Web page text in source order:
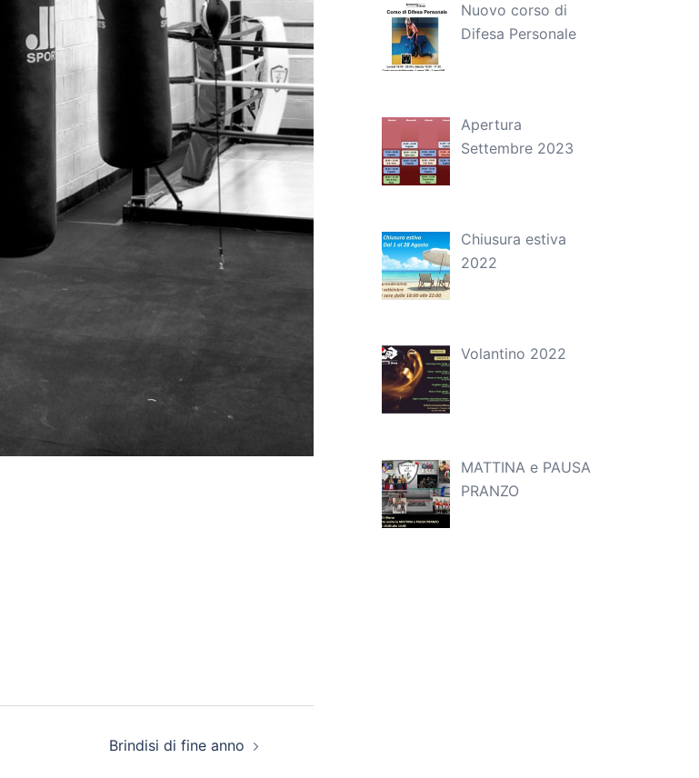
Brindisi di fine anno
Nuovo corso di
Difesa Personale
Apertura
Settembre 2023
Chiusura estiva
2022
Volantino 2022
MATTINA e PAUSA
PRANZO